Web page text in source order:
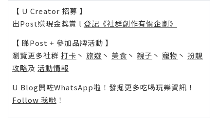
【 U Creator 招募 】
出Post賺現金獎賞 l 登記《社群創作有價企劃》
【 睇Post + 參加品牌活動 】
瀏覽更多社群 打卡 丶 旅遊 丶 美食 丶 親子 丶 寵物 丶 扮靚
攻略及 活動情報
U Blog開咗WhatsApp啦！發掘更多吃喝玩樂資訊！
Follow 我哋 ！